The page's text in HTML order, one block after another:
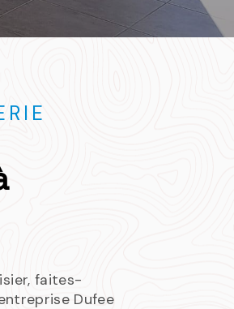
faites-
Dufee